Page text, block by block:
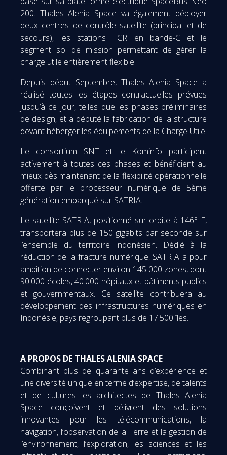
200. Thales Alenia Space va également déployer
deux centres de contrôle satellite (principal et de
secours), les stations TCR en bande-C et le
segment sol de mission permettant de gérer la
charge utile entièrement flexible.
Depuis début Septembre, Thales Alenia Space a
réalisé toutes les étapes contractuelles prévues
jusqu’à ce jour, telles que les phases préliminaires
de design, et a débuté la fabrication de la structure
devant héberger les équipements de la Charge Utile.
Le consortium SNT et le Kominfo participent
activement à toutes ces phases et bénéficient au
mieux dès maintenant de la flexibilité opérationnelle
offerte par le processeur numérique de 5ème
génération embarqué sur SATRIA.
Le satellite SATRIA, positionné sur orbite à 146° E,
transportera plus de 150 gigabits par seconde sur
l’ensemble du territoire indonésien. Dédié à la
réduction de la fracture numérique, SATRIA a pour
ambition de connecter environ 145 000 zones, dont
90.000 écoles, 40.000 hôpitaux et bâtiments publics
et gouvernmentaux. Ce satellite contribuera au
développement des infrastructures numériques en
Indonésie, pays regroupant plus de 17.500 îles.
A PROPOS DE THALES ALENIA SPACE
Combinant plus de quarante ans d’expérience et
une diversité unique en terme d’expertise, de talents
et de cultures les architectes de Thales Alenia
Space conçoivent et délivrent des solutions
innovantes pour les télécommunications, la
navigation, l’observation de la Terre et la gestion de
l’environnement, l’exploration, les sciences et les